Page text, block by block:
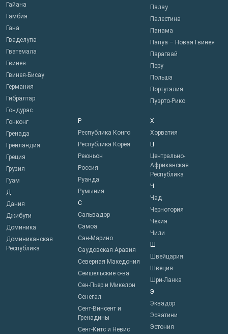
Гайана
Гамбия
Гана
Гваделупа
Гватемала
Гвинея
Гвинея-Бисау
Германия
Гибралтар
Гондурас
Гонконг
Гренада
Гренландия
Греция
Грузия
Гуам
Д
Дания
Джибути
Доминика
Доминиканская
Республика
Палау
Палестина
Панама
Папуа – Новая Гвинея
Парагвай
Перу
Польша
Португалия
Пуэрто-Рико
Р
Республика Конго
Республика Корея
Реюньон
Россия
Руанда
Румыния
С
Сальвадор
Самоа
Сан-Марино
Саудовская Аравия
Северная Македония
Сейшельские о-ва
Сен-Пьер и Микелон
Сенегал
Сент-Винсент и
Гренадины
Сент-Китс и Невис
Х
Хорватия
Ц
Центрально-
Африканская
Республика
Ч
Чад
Черногория
Чехия
Чили
Ш
Швейцария
Швеция
Шри-Ланка
Э
Эквадор
Эсватини
Эстония